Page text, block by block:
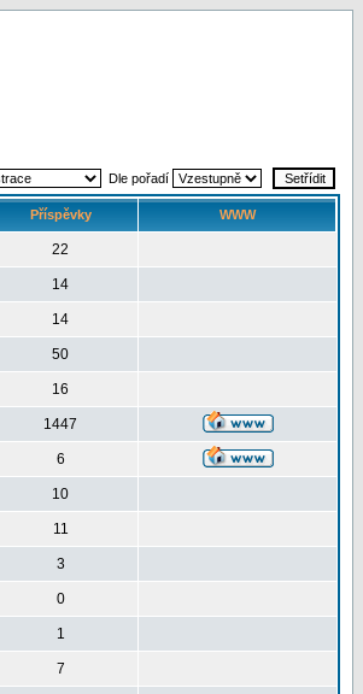
Dle pořadí
Příspěvky WWW
22
14
14
50
16
1447
6
10
11
3
0
1
7